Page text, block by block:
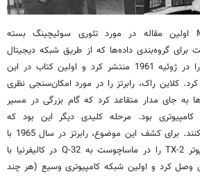
لئونارد کلاین راک در MIT اولین مقاله در مورد تئوری سوئیچینگ بسته
گروه‌بندی داده‌ها که از طریق شبکه دیجیتال
به بسته‌ها منتقل می‌شود) را در ژوئیه 1961 منتشر کرد و اولین کتاب در این
سال 1964 منتشر کرد. کلاین راک، رابرتز را در مورد امکان‌سنجی نظری
به جای مدار متقاعد کرد که گام بزرگی در مسیر
بود. مرحله کلیدی دیگر این بود که
کامپیوترها را با هم صحبت کنند. برای کشف این موضوع، رابرتز در سال 1965 با
همکاری توماس مریل، کامپیوتر TX-2 را در ماساچوست به Q-32 در کالیفرنیا با
کرد و اولین شبکه کامپیوتری وسیع (هر چند